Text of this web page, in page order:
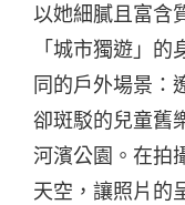
以她細膩且富含
「城市獨遊」
同的戶外場景：
卻斑駁的兒童舊
河濱公園。在拍
天空，讓照片的